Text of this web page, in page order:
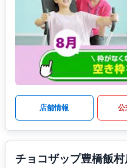
店舗情報 公
チョコザップ豊橋飯村